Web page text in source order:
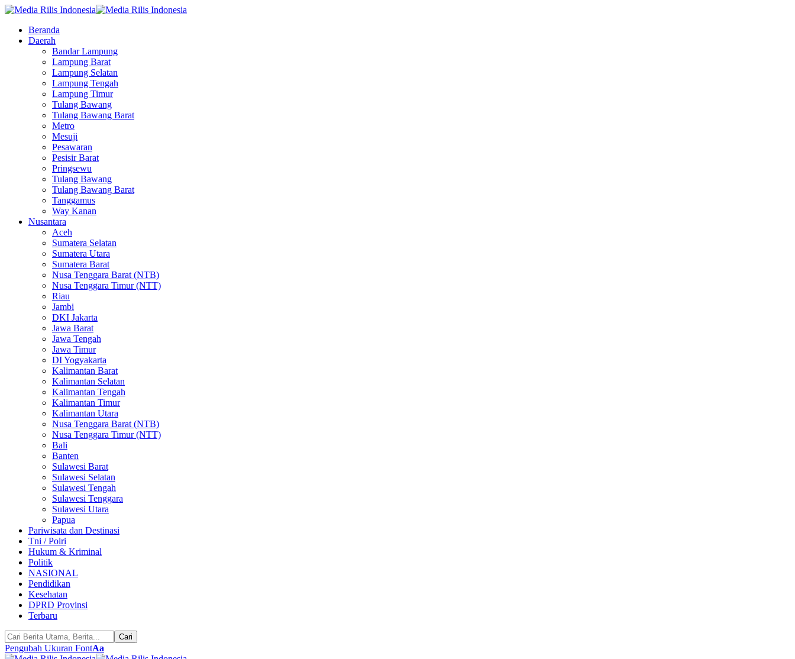
Beranda
Daerah
Bandar Lampung
Lampung Barat
Lampung Selatan
Lampung Tengah
Lampung Timur
Tulang Bawang
Tulang Bawang Barat
Metro
Mesuji
Pesawaran
Pesisir Barat
Pringsewu
Tulang Bawang
Tulang Bawang Barat
Tanggamus
Way Kanan
Nusantara
Aceh
Sumatera Selatan
Sumatera Utara
Sumatera Barat
Nusa Tenggara Barat (NTB)
Nusa Tenggara Timur (NTT)
Riau
Jambi
DKI Jakarta
Jawa Barat
Jawa Tengah
Jawa Timur
DI Yogyakarta
Kalimantan Barat
Kalimantan Selatan
Kalimantan Tengah
Kalimantan Timur
Kalimantan Utara
Nusa Tenggara Barat (NTB)
Nusa Tenggara Timur (NTT)
Bali
Banten
Sulawesi Barat
Sulawesi Selatan
Sulawesi Tengah
Sulawesi Tenggara
Sulawesi Utara
Papua
Pariwisata dan Destinasi
Tni / Polri
Hukum & Kriminal
Politik
NASIONAL
Pendidikan
Kesehatan
DPRD Provinsi
Terbaru
Pengubah Ukuran FontAa